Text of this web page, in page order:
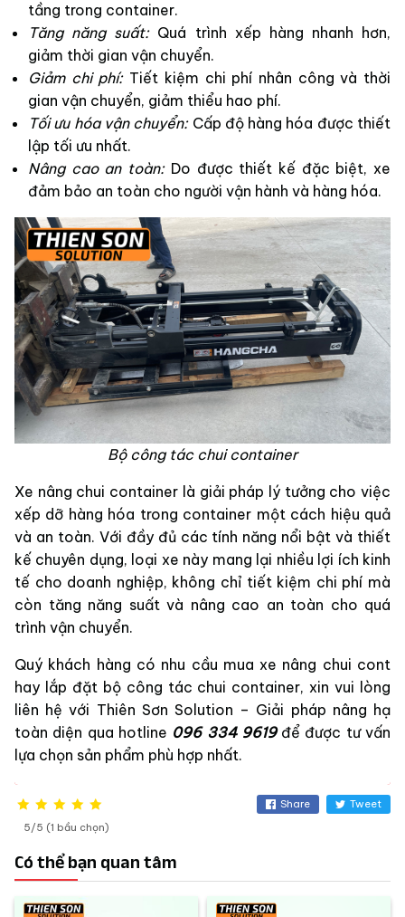
tầng trong container.
Tăng năng suất:Quá trình xếp hàng nhanh hơn,
giảm thời gian vận chuyển.
Giảm chi phí:Tiết kiệm chi phí nhân công và thời
gian vận chuyển, giảm thiểu hao phí.
Tối ưu hóa vận chuyển:Cấp độ hàng hóa được thiết
lập tối ưu nhất.
Nâng cao an toàn:Do được thiết kế đặc biệt, xe
đảm bảo an toàn cho người vận hành và hàng hóa.
Bộ công tác chui container
Xe nâng chui container là giải pháp lý tưởng cho việc
xếp dỡ hàng hóa trong container một cách hiệu quả
và an toàn. Với đầy đủ các tính năng nổi bật và thiết
kế chuyên dụng, loại xe này mang lại nhiều lợi ích kinh
tế cho doanh nghiệp, không chỉ tiết kiệm chi phí mà
còn tăng năng suất và nâng cao an toàn cho quá
trình vận chuyển.
Quý khách hàng có nhu cầu mua xe nâng chui cont
hay lắp đặt bộ công tác chui container, xin vui lòng
liên hệ với Thiên Sơn Solution – Giải pháp nâng hạ
toàn diện qua hotline 096 334 9619để được tư vấn
lựa chọn sản phẩm phù hợp nhất.
5/5 (1 bầu chọn)
Share Tweet
Có thể bạn quan tâm